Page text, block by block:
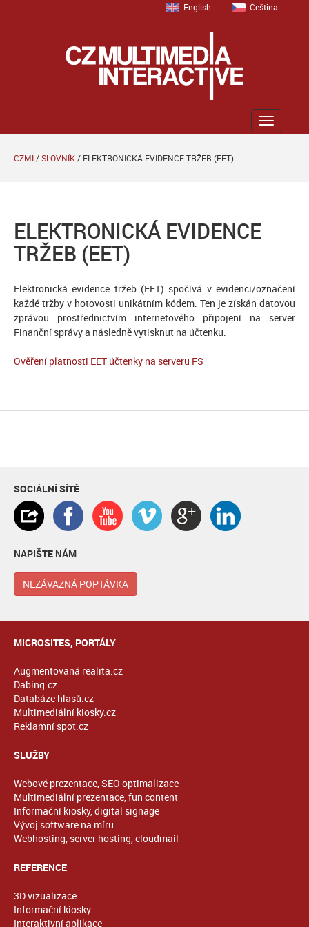
English Čeština
Zobrazit
menu
CZMI/SLOVNÍK/ ELEKTRONICKÁ EVIDENCE TRŽEB (EET)
ELEKTRONICKÁ EVIDENCE
TRŽEB (EET)
Elektronická evidence tržeb (EET) spočívá v evidenci/označení
každé tržby v hotovosti unikátním kódem. Ten je získán datovou
zprávou prostřednictvím internetového připojení na server
Finanční správy a následně vytisknut na účtenku.
Ověření platnosti EET účtenky na serveru FS
SOCIÁLNÍ SÍTĚ
NAPIŠTE NÁM
NEZÁVAZNÁ POPTÁVKA
MICROSITES, PORTÁLY
Augmentovaná realita.cz
Dabing.cz
Databáze hlasů.cz
Multimediální kiosky.cz
Reklamní spot.cz
SLUŽBY
Webové prezentace, SEO optimalizace
Multimediální prezentace, fun content
Informační kiosky, digital signage
Vývoj software na míru
Webhosting, server hosting, cloudmail
REFERENCE
3D vizualizace
Informační kiosky
Interaktivní aplikace